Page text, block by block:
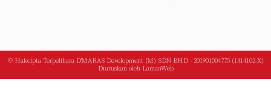
© Hakcipta Terpelihara D'MARAS Development (M) SDN BHD - 201901004775 (1314102-X)
Diuruskan oleh LamanWeb